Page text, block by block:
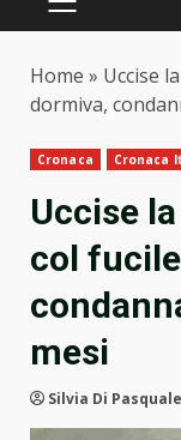
PRIMARY
Home » Uccise
dormiva,
Cronaca Cronaca
Uccise
col
mesi
Silvia Di Pasquale